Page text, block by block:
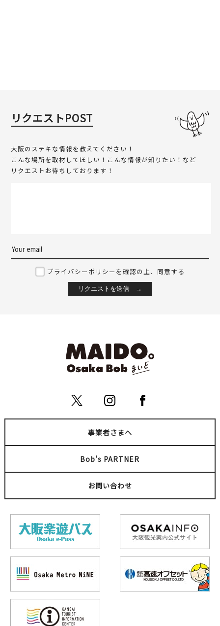
リクエストPOST
大阪のステキな情報を教えてください！
こんな場所を取材してほしい！こんな情報が知りたい！など
リクエストお待ちしております！
プライバシーポリシーを確認の上、同意する
事業者さまへ
Bob's PARTNER
お問い合わせ